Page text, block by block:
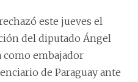
este jueves el
del diputado Ángel
como embajador
de Paraguay ante